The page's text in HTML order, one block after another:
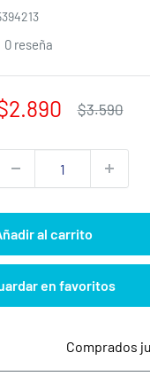
0 reseña
Precio
$3.590
al carrito
en favoritos
Comprados